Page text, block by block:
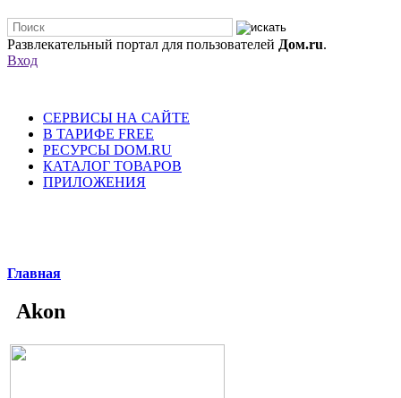
Развлекательный портал для пользователей Дом.ru.
Вход
СЕРВИСЫ НА САЙТЕ
В ТАРИФЕ FREE
РЕСУРСЫ DOM.RU
КАТАЛОГ ТОВАРОВ
ПРИЛОЖЕНИЯ
Главная
Akon